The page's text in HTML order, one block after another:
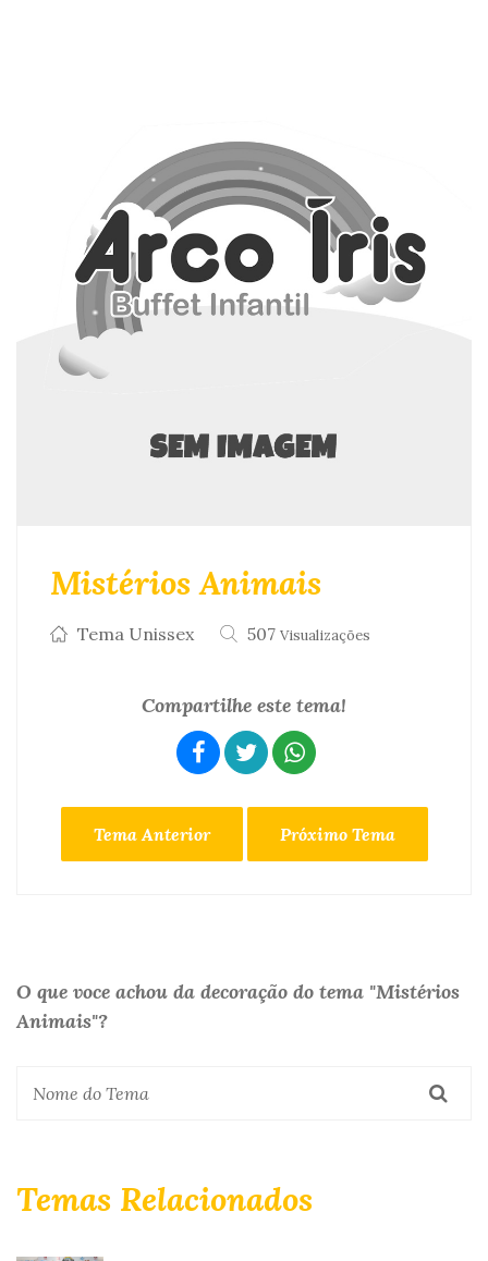
Mistérios Animais
Tema Unissex 507 Visualizações
Compartilhe este tema!
Tema Anterior Próximo Tema
O que voce achou da decoração do tema "Mistérios
Animais"?
Temas Relacionados